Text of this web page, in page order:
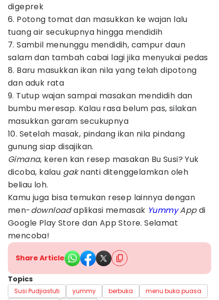
digeprek
6. Potong tomat dan masukkan ke wajan lalu
tuang air secukupnya hingga mendidih
7. Sambil menunggu mendidih, campur daun
salam dan tambah cabai lagi jika menyukai pedas
8. Baru masukkan ikan nila yang telah dipotong
dan aduk rata
9. Tutup wajan sampai masakan mendidih dan
bumbu meresap. Kalau rasa belum pas, silakan
masukkan garam secukupnya
10. Setelah masak, pindang ikan nila pindang
gunung siap disajikan.
Gimana, keren kan resep masakan Bu Susi? Yuk
dicoba, kalau gaknanti ditenggelamkan oleh
beliau loh.
Kamu juga bisa temukan resep lainnya dengan
men-downloadaplikasi memasak YummyAppdi
Google Play Store dan App Store. Selamat
mencoba!
Share Article
Topics
Susi Pudjiastuti yummy berbuka
menu buka puasa